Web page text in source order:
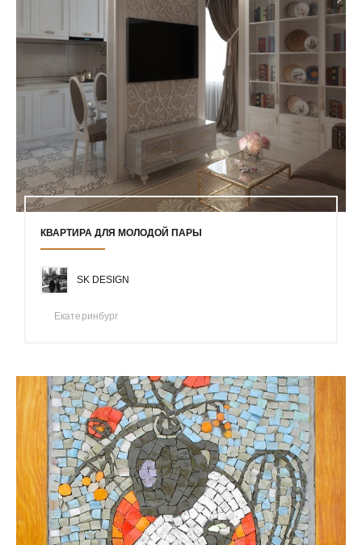
КВАРТИРА ДЛЯ МОЛОДОЙ ПАРЫ
SK DESIGN
Екатеринбург